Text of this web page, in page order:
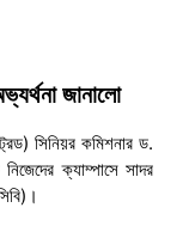
জানালো
সিনিয়র কমিশনার ড.
ক্যাম্পাসে সাদর